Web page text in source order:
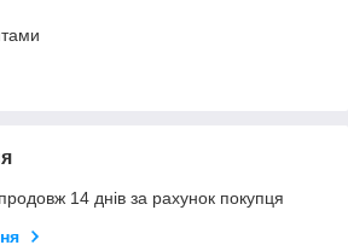
14 днів за рахунок покупця